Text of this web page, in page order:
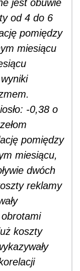
jest obuwie
od 4 do 6
pomiędzy
miesiącu
-0,38 o
pomiędzy
miesiącu,
dwóch
reklamy
koszty